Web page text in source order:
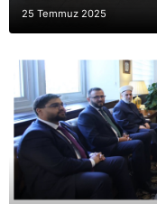
25 Temmuz 2025